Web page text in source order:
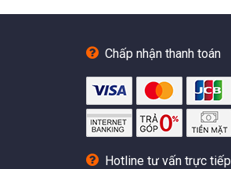
Chấp nhận thanh toán
Hotline tư vấn trực tiếp